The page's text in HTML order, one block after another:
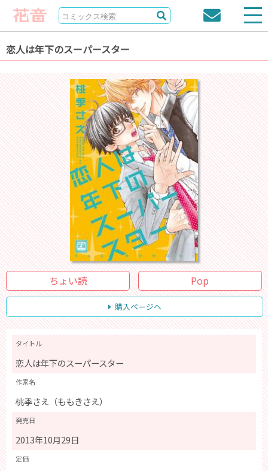
恋人は年下のスーパースター
ちょい読 Pop
購入ページへ
タイトル
恋人は年下のスーパースター
作家名
桃季さえ（ももきさえ）
発売日
2013年10月29日
定価